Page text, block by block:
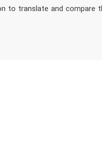
to translate and compare